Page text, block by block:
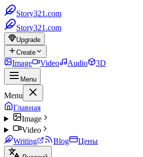
Story321.com
Story321.com
Upgrade
Create
Image Video Audio 3D
Menu
Menu
Главная
Image
Video
Writing
Blog Цены